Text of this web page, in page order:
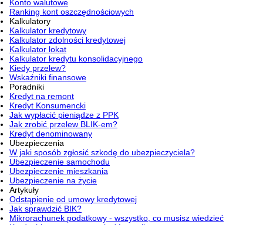
Konto walutowe
Ranking kont oszczędnościowych
Kalkulatory
Kalkulator kredytowy
Kalkulator zdolności kredytowej
Kalkulator lokat
Kalkulator kredytu konsolidacyjnego
Kiedy przelew?
Wskaźniki finansowe
Poradniki
Kredyt na remont
Kredyt Konsumencki
Jak wypłacić pieniądze z PPK
Jak zrobić przelew BLIK-em?
Kredyt denominowany
Ubezpieczenia
W jaki sposób zgłosić szkodę do ubezpieczyciela?
Ubezpieczenie samochodu
Ubezpieczenie mieszkania
Ubezpieczenie na życie
Artykuły
Odstąpienie od umowy kredytowej
Jak sprawdzić BIK?
Mikrorachunek podatkowy - wszystko, co musisz wiedzieć